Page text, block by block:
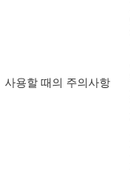
사용할 때의 주의사항